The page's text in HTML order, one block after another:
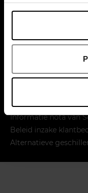
Levering door
Juridische
Algemene
Cookiebeleid
Informatie nota van
Beleid inzake
Alternatieve